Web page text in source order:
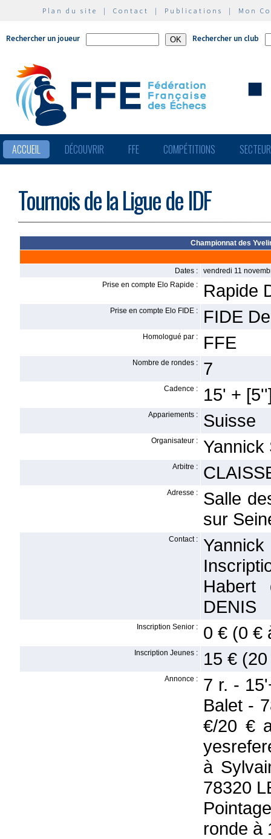
Plan du site | Contact | Publications | Mon
Rechercher un joueur Rechercher un club
ACCUEIL DÉCOUVRIR FFE COMPÉTITIONS
Tournois de la Ligue de IDF
Championnat des
Dates :
vendredi 11
Prise en compte Elo Rapide :
Rapide
Prise en compte Elo FIDE : FIDE
Homologué par : FFE
Nombre de rondes : 7
Cadence : 15' +
Appariements : Suisse
Organisateur : Yannick
Arbitre :
Adresse :
Salle
sur
Contact :
Habert
DENIS
Inscription Senior : 0 € (0 €
Inscription Jeunes : 15 €
Annonce :
7 r. -
Balet -
€/20 €
à
78320
ronde à